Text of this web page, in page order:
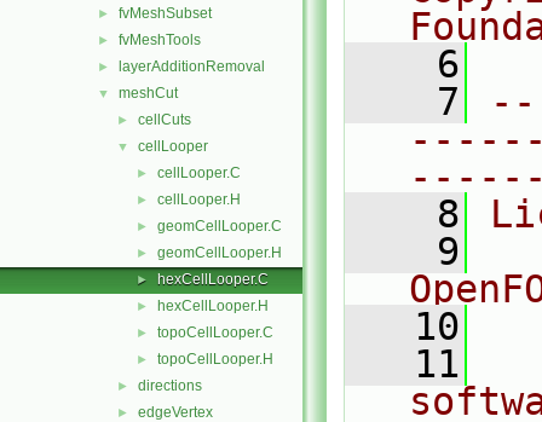
► fvMeshSubset
► fvMeshTools
► layerAdditionRemoval
▼ meshCut
► cellCuts
▼ cellLooper
► cellLooper.C
► cellLooper.H
► geomCellLooper.C
► geomCellLooper.H
► hexCellLooper.C
► hexCellLooper.H
► topoCellLooper.C
► topoCellLooper.H
► directions
► edgeVertex
    6
    7
    8
    9
   10
   11